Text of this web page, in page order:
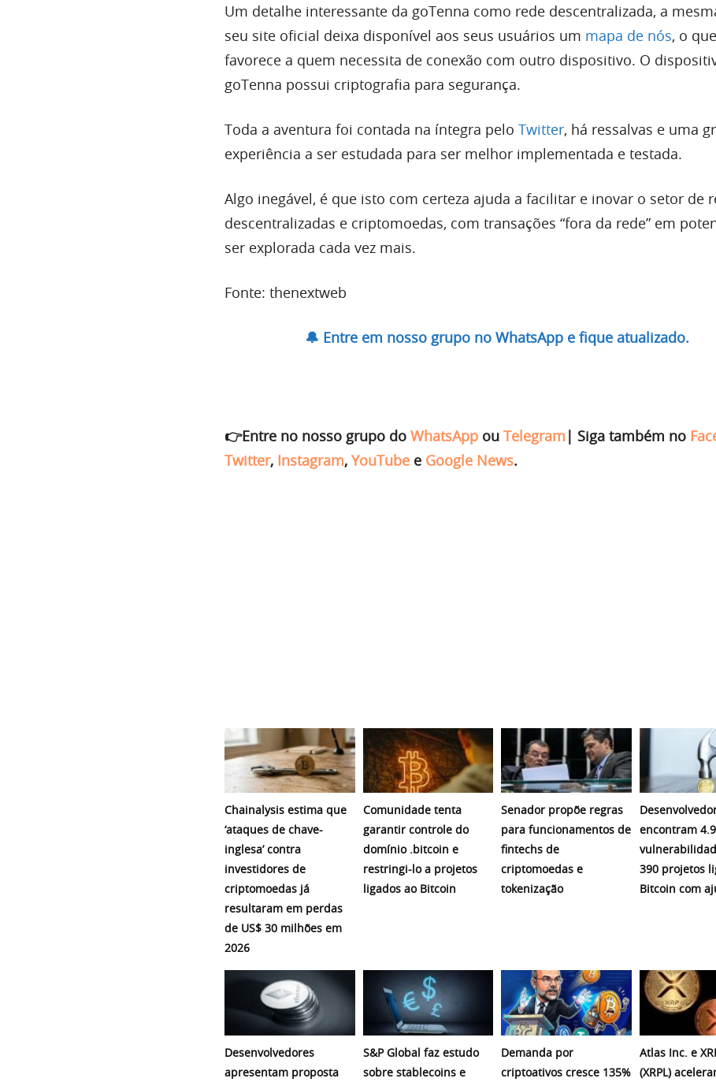
Um detalhe interessante da goTenna como rede descentralizada, a
seu site oficial deixa disponível aos seus usuários um mapa de nós, o que
favorece a quem necessita de conexão com outro dispositivo. O
goTenna possui criptografia para segurança.
Toda a aventura foi contada na íntegra pelo Twitter, há ressalvas e uma
experiência a ser estudada para ser melhor implementada e testada.
Algo inegável, é que isto com certeza ajuda a facilitar e inovar o setor de
descentralizadas e criptomoedas, com transações “fora da rede” em
ser explorada cada vez mais.
Fonte: thenextweb
🔔 Entre em nosso grupo no WhatsApp e fique atualizado.
👉Entre no nosso grupo do WhatsApp ou Telegram | Siga também no
Twitter, Instagram, YouTube e Google News.
Chainalysis estima que
‘ataques de chave-
inglesa’ contra
investidores de
criptomoedas já
resultaram em perdas
de US$ 30 milhões em
2026
Comunidade tenta
garantir controle do
domínio .bitcoin e
restringi-lo a projetos
ligados ao Bitcoin
Senador propõe regras
para funcionamentos de
fintechs de
criptomoedas e
tokenização
encontram
390 projetos
Bitcoin com
Desenvolvedores
apresentam proposta
S&P Global faz estudo
sobre stablecoins e
Demanda por
criptoativos cresce 135%
Atlas Inc. e
(XRPL)